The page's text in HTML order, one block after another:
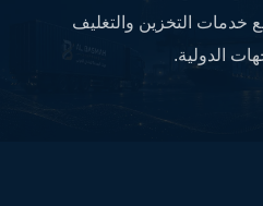
خدمات التخزين والتغليف
الدولية.